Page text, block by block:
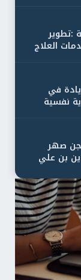
:تطوير
العلاج
في
2026» رعاية نفسية
صهر
بن علي